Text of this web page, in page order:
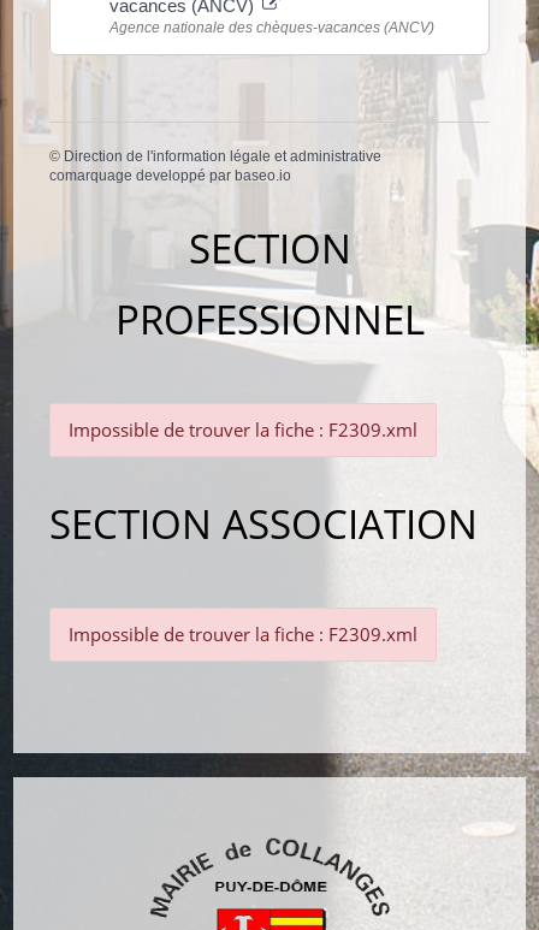
vacances (ANCV)
Agence nationale des chèques-vacances (ANCV)
© Direction de l'information légale et administrative
comarquage developpé par baseo.io
SECTION
PROFESSIONNEL
Impossible de trouver la fiche : F2309.xml
SECTION ASSOCIATION
Impossible de trouver la fiche : F2309.xml